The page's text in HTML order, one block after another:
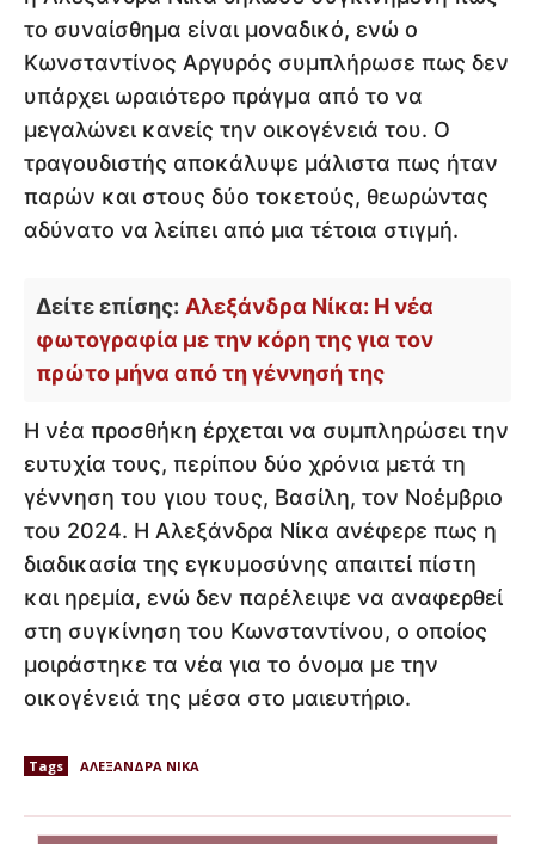
το συναίσθημα είναι μοναδικό, ενώ ο
Κωνσταντίνος Αργυρός συμπλήρωσε πως δεν
υπάρχει ωραιότερο πράγμα από το να
μεγαλώνει κανείς την οικογένειά του. Ο
τραγουδιστής αποκάλυψε μάλιστα πως ήταν
παρών και στους δύο τοκετούς, θεωρώντας
αδύνατο να λείπει από μια τέτοια στιγμή.
Δείτε επίσης: Αλεξάνδρα Νίκα: Η νέα
φωτογραφία με την κόρη της για τον
πρώτο μήνα από τη γέννησή της
Η νέα προσθήκη έρχεται να συμπληρώσει την
ευτυχία τους, περίπου δύο χρόνια μετά τη
γέννηση του γιου τους, Βασίλη, τον Νοέμβριο
του 2024. Η Αλεξάνδρα Νίκα ανέφερε πως η
διαδικασία της εγκυμοσύνης απαιτεί πίστη
και ηρεμία, ενώ δεν παρέλειψε να αναφερθεί
στη συγκίνηση του Κωνσταντίνου, ο οποίος
μοιράστηκε τα νέα για το όνομα με την
οικογένειά της μέσα στο μαιευτήριο.
Tags ΑΛΕΞΑΝΔΡΑ ΝΙΚΑ